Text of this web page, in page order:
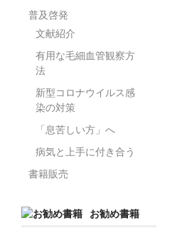
普及啓発
文献紹介
有用な毛細血管観察方
法
新型コロナウイルス感
染の対策
「息苦しい方」へ
病気と上手に付き合う
書籍販売
お勧め書籍